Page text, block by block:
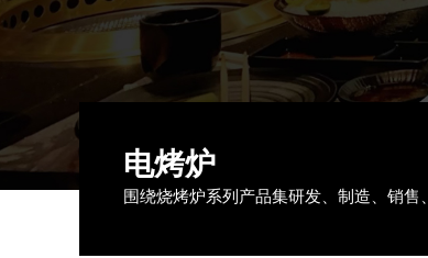
电烤炉
围绕烧烤炉系列产品集研发、制造、销